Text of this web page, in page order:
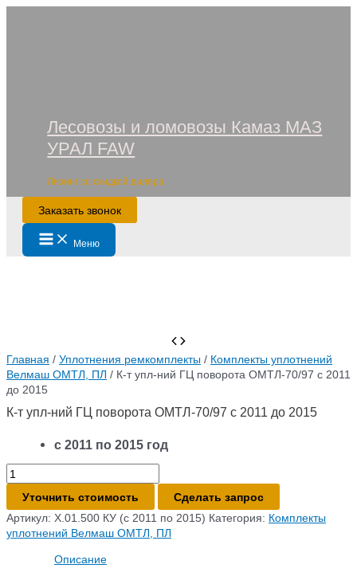
Лесовозы и ломовозы Камаз МАЗ
УРАЛ FAW
Лизинг со скидкой дилера
Заказать звонок
Main
Menu Меню
Главная / Уплотнения ремкомплекты / Комплекты уплотнений
Велмаш ОМТЛ, ПЛ / К-т упл-ний ГЦ поворота ОМТЛ-70/97 с 2011
до 2015
К-т упл-ний ГЦ поворота ОМТЛ-70/97 с 2011 до 2015
с 2011 по 2015 год
Количество
товара
т
упл-
Уточнить стоимость
Сделать запрос
Артикул: X.01.500 КУ (с 2011 по 2015) Категория: Комплекты
уплотнений Велмаш ОМТЛ, ПЛ
Описание